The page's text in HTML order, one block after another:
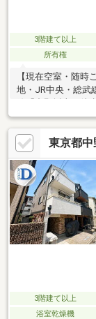
3階建て以上
所有権
【現在空室・随
地・JR中央・総武
線「中野坂上」
徴・LDKと主寝室
約18.5帖の広さ・
トリー付・南・北
る)▼周辺環境・マ
イレブン中野1丁
気軽にお問い合わ
東京都中
3階建て以上
浴室乾燥機